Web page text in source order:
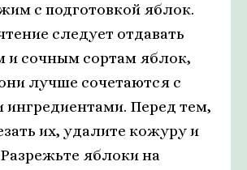
с подготовкой яблок.
следует отдавать
и сочным сортам яблок,
лучше сочетаются с
ингредиентами. Перед тем,
их, удалите кожуру и
яблоки на